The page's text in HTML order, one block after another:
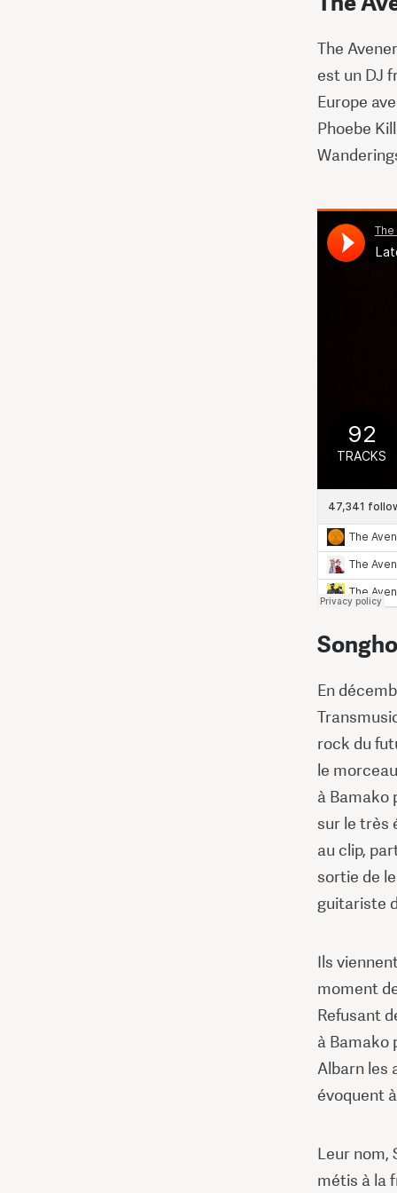
The
est un DJ
Europe
Phoebe
En
rock du
le
à Bamako
sur le très
au clip,
sortie de
guitariste
Ils
moment
Refusant
à Bamako
Albarn les
évoquent
Leur nom,
métis à la